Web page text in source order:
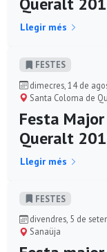
Llegir més
FESTES
dimecres, 14 de
Santa Coloma de
Festa
Queralt
Llegir més
FESTES
divendres, 5 de
Sanaüja